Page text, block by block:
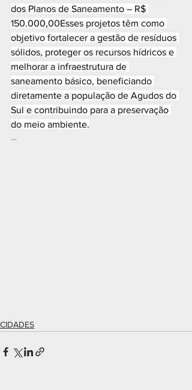
dos Planos de Saneamento – R$
150.000,00Esses projetos têm como
objetivo fortalecer a gestão de resíduos
sólidos, proteger os recursos hídricos e
melhorar a infraestrutura de
saneamento básico, beneficiando
diretamente a população de Agudos do
Sul e contribuindo para a preservação
do meio ambiente.
--
CIDADES